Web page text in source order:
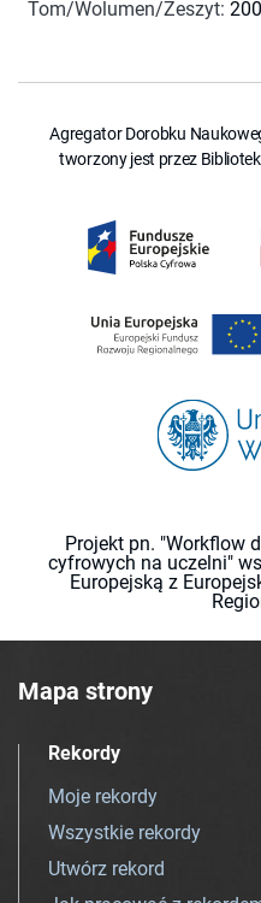
Tom/Wolumen/Zeszyt:
Agregator Dorobku
tworzony jest przez
Projekt pn. "Workflow
cyfrowych na uczelni"
Europejską z
Mapa strony
Rekordy
Moje rekordy
Wszystkie rekordy
Utwórz rekord